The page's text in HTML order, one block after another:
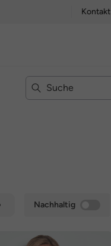
Kontakt
Nachhaltig